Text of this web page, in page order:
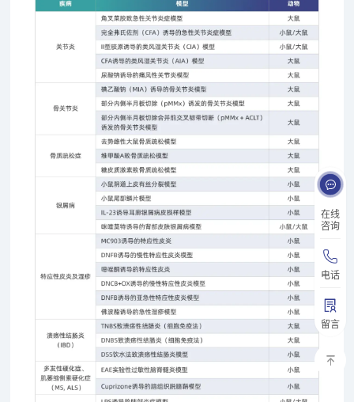
在线
咨询
电话
留言